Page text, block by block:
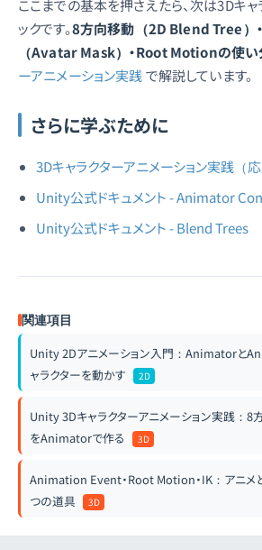
ここまでの基本を押さえたら、次は3Dキ
ックです。8方向移動（2D Blend Tree）
（Avatar Mask）・Root Motionの使い
ーアニメーション実践で解説しています。
さらに学ぶために
3Dキャラクターアニメーション実践（応
Unity公式ドキュメント - Animator
Unity公式ドキュメント - Blend Trees
関連項目
Unity 2Dアニメーション入門：Animatorと
ャラクターを動かす
2D
Unity 3Dキャラクターアニメーション実践：8
をAnimatorで作る
3D
Animation Event・Root Motion・IK：アニメ
つの道具
3D